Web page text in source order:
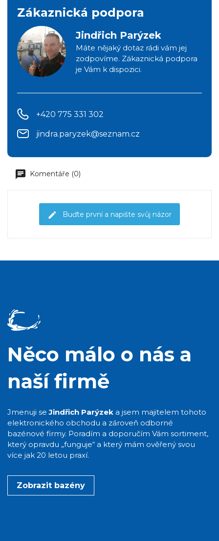
Zákaznická podpora
Jindřich Parýzek
Máte nějaký dotaz rádi vám jej
zodpovíme. Zákaznická podpora
je Vám k dispozici.
+420 775 331 302
jindra.paryzek@seznam.cz
Komentáře (0)
Buďte první a napište svůj názor
Něco málo o nás a
naší firmě
Jmenuji seJindřich Parýzek a jsem majitelem tohoto
elektronického obchodu a zároveň odborné
bazénové firmy. Poradím a doporučím Vám sortiment,
který opravdu „funguje“ a který mám ověřený svou
více jak 20 letou praxí.
Zobrazit bazény